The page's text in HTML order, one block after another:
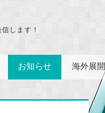
します！
お知らせ 海外展開